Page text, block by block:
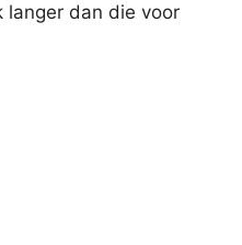
langer dan die voor